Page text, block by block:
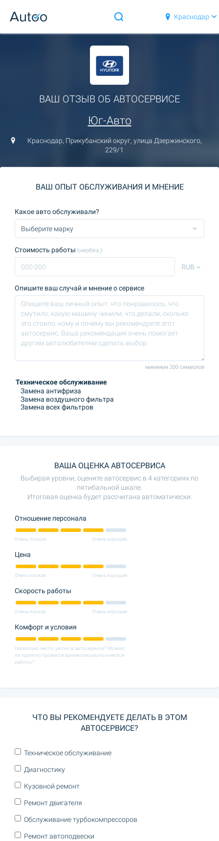
Краснодар
ВАШ ОТЗЫВ ОБ АВТОСЕРВИСЕ
Юг-Авто
Краснодар, Прикубанский округ, улица Дзержинского,
229/1
ВАШ ОПЫТ ОБСЛУЖИВАНИЯ И МНЕНИЕ
Какое авто обслуживали?
Стоимость работы (необяз.)
RUB
Опишите ваш случай и мнение о сервисе
минимум 200 символов
ВАША ОЦЕНКА АВТОСЕРВИСА
Выбирая уровни, оцените автосервис в 4 категориях по
пятибальной шкале.
Итоговая оценка будет рассчитана автоматически.
Отношение персонала
Очень плохое Очень хорошее
Цена
Очень плохая Очень хорошая
Скорость работы
Очень плохая Очень хорошее
Комфорт и условия
Насколько чисто, уютно в автосервисе? Можно
ли приятно провести время пока выполняются
работы?
ЧТО ВЫ РЕКОМЕНДУЕТЕ ДЕЛАТЬ В ЭТОМ
АВТОСЕРВИСЕ?
Техническое обслуживание
Диагностику
Кузовной ремонт
Ремонт двигателя
Обслуживание турбокомпрессоров
Ремонт автоподвески